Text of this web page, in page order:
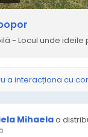
- Locul unde ideile
a interacționa cu
Mihaelaa